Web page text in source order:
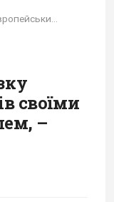
своїми
–